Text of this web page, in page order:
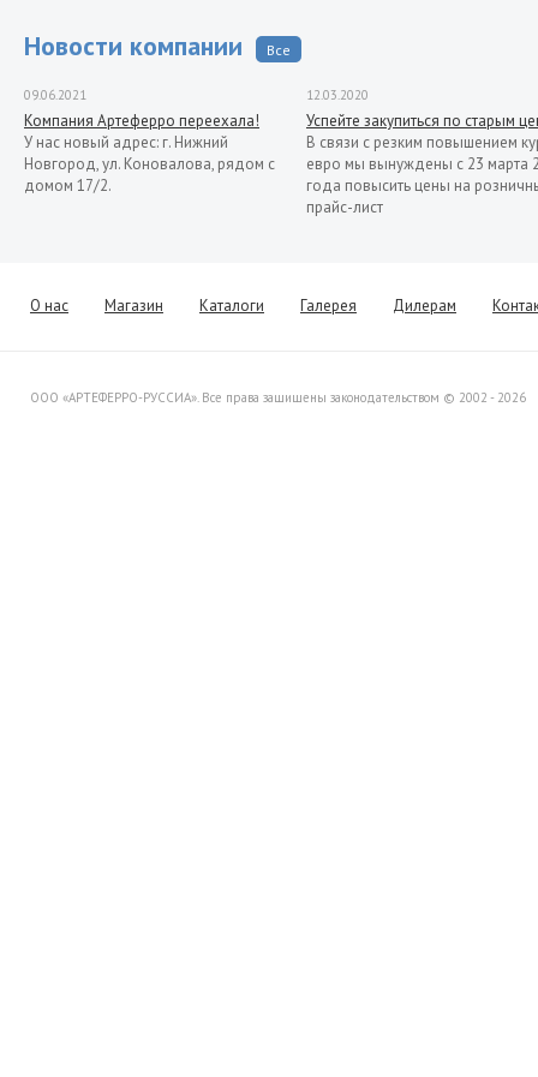
Новости компании Все
09.06.2021
Компания Артеферро переехала!
У нас новый адрес: г. Нижний
Новгород, ул. Коновалова, рядом с
домом 17/2.
12.03.2020
Успейте закупиться по старым
В связи с резким повышением
евро мы вынуждены с 23 марта
года повысить цены на
прайс-лист
Уважаемые клиенты! Представляем
Вашему вниманию распродажу
О нас Магазин Каталоги Галерея Дилерам
ООО «АРТЕФЕРРО-РУССИА». Все права защищены законодательством © 2002 - 2026